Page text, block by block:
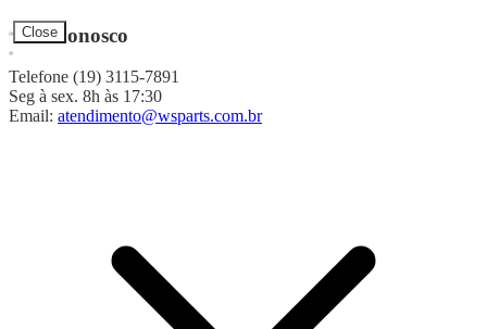
Close
Fale Conosco
Telefone (19) 3115-7891
Seg à sex. 8h às 17:30
Email: atendimento@wsparts.com.br